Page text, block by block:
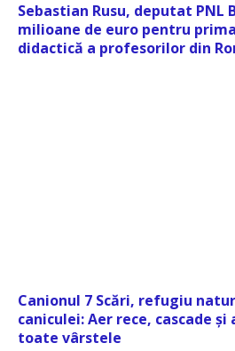
Sebastian Rusu, deputat PNL
milioane de euro pentru
didactică a profesorilor din
Canionul 7 Scări, refugiu
caniculei: Aer rece, cascade
toate vârstele